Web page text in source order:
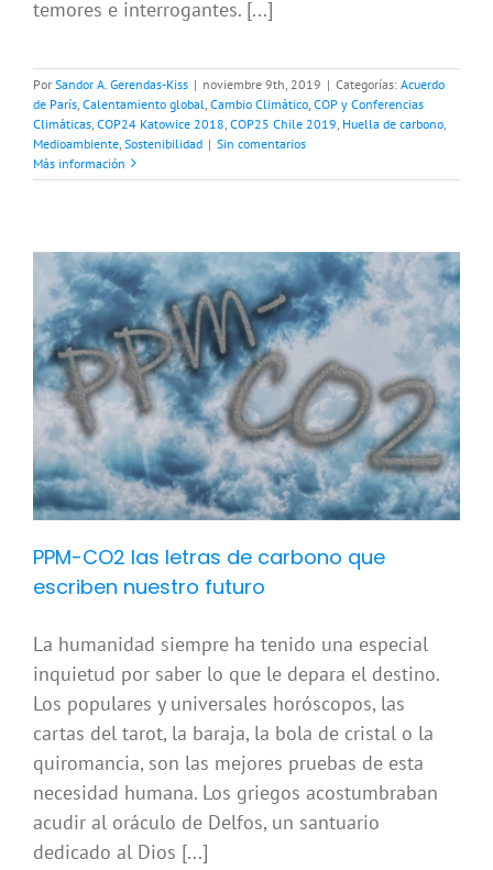
temores e interrogantes. [...]
Por Sandor A. Gerendas-Kiss | noviembre 9th, 2019 | Categorías: Acuerdo
de París Calentamiento global Cambio Climático COP y Conferencias
Climáticas COP24 Katowice 2018 COP25 Chile 2019 Huella de carbono
Medioambiente Sostenibilidad | Sin comentarios
Más información
PPM-CO2 las letras de carbono que
escriben nuestro futuro
La humanidad siempre ha tenido una especial
inquietud por saber lo que le depara el destino.
Los populares y universales horóscopos, las
cartas del tarot, la baraja, la bola de cristal o la
quiromancia, son las mejores pruebas de esta
necesidad humana. Los griegos acostumbraban
acudir al oráculo de Delfos, un santuario
dedicado al Dios [...]